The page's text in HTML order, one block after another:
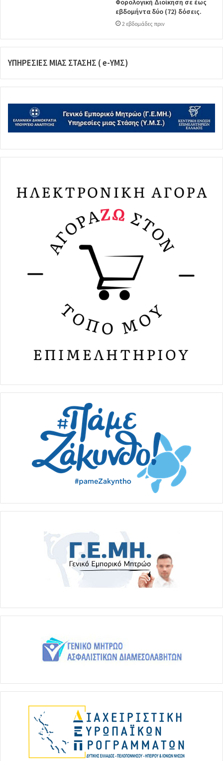
Φορολογική Διοίκηση σε έως
εβδομήντα δύο (72) δόσεις.
2 εβδομάδες πριν
ΥΠΗΡΕΣΙΕΣ ΜΙΑΣ ΣΤΑΣΗΣ ( e-ΥΜΣ)